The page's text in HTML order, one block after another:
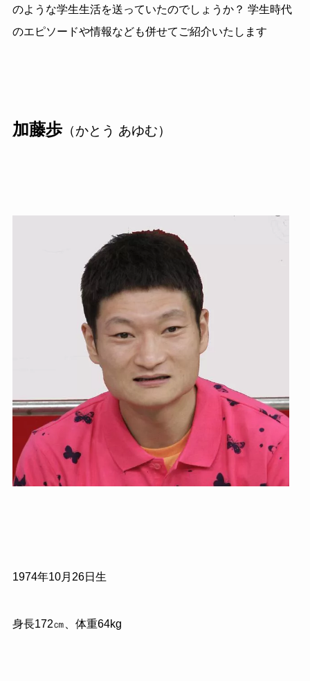
のような学生生活を送っていたのでしょうか？ 学生時代
のエピソードや情報なども併せてご紹介いたします
加藤歩（かとう あゆむ）
1974年10月 26日生
身長172㎝、体重64kg